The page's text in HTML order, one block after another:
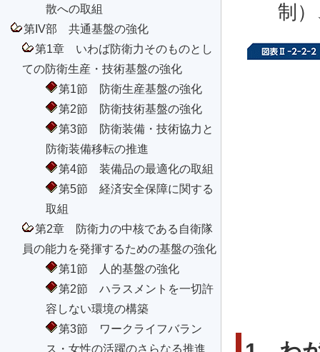
散への取組
第IV部 共通基盤の強化
第1章 いわば防衛力そのものとし
ての防衛生産・技術基盤の強化
第1節 防衛生産基盤の強化
第2節 防衛技術基盤の強化
第3節 防衛装備・技術協力と
防衛装備移転の推進
第4節 装備品の最適化の取組
第5節 経済安全保障に関する
取組
第2章 防衛力の中核である自衛隊
員の能力を発揮するための基盤の強化
第1節 人的基盤の強化
第2節 ハラスメントを一切許
容しない環境の構築
第3節 ワークライフバラン
ス・女性の活躍のさらなる推進
制